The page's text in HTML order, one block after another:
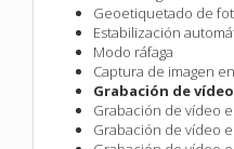
Geoetiquetado de
Estabilización
Modo ráfaga
Captura de imagen
Grabación de vídeo
Grabación de vídeo
Grabación de vídeo